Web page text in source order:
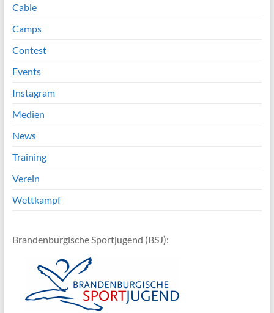
Cable
Camps
Contest
Events
Instagram
Medien
News
Training
Verein
Wettkampf
Brandenburgische Sportjugend (BSJ):